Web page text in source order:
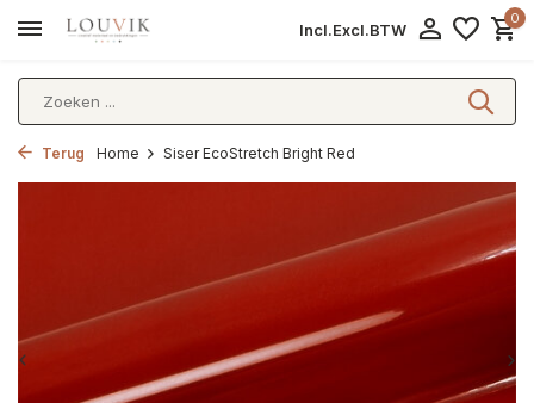
Incl.Excl.BTW
0
Terug Home Siser EcoStretch Bright Red